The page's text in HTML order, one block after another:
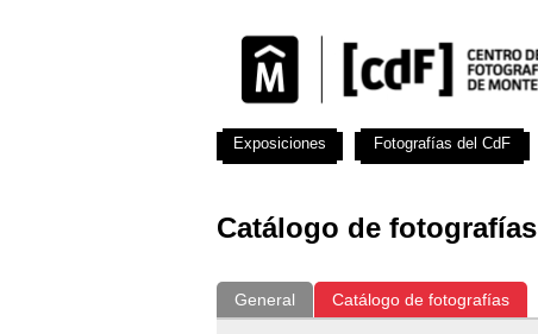
Catálogo de fotografías
General Catálogo de fotografías
Exposiciones Fotografías del CdF